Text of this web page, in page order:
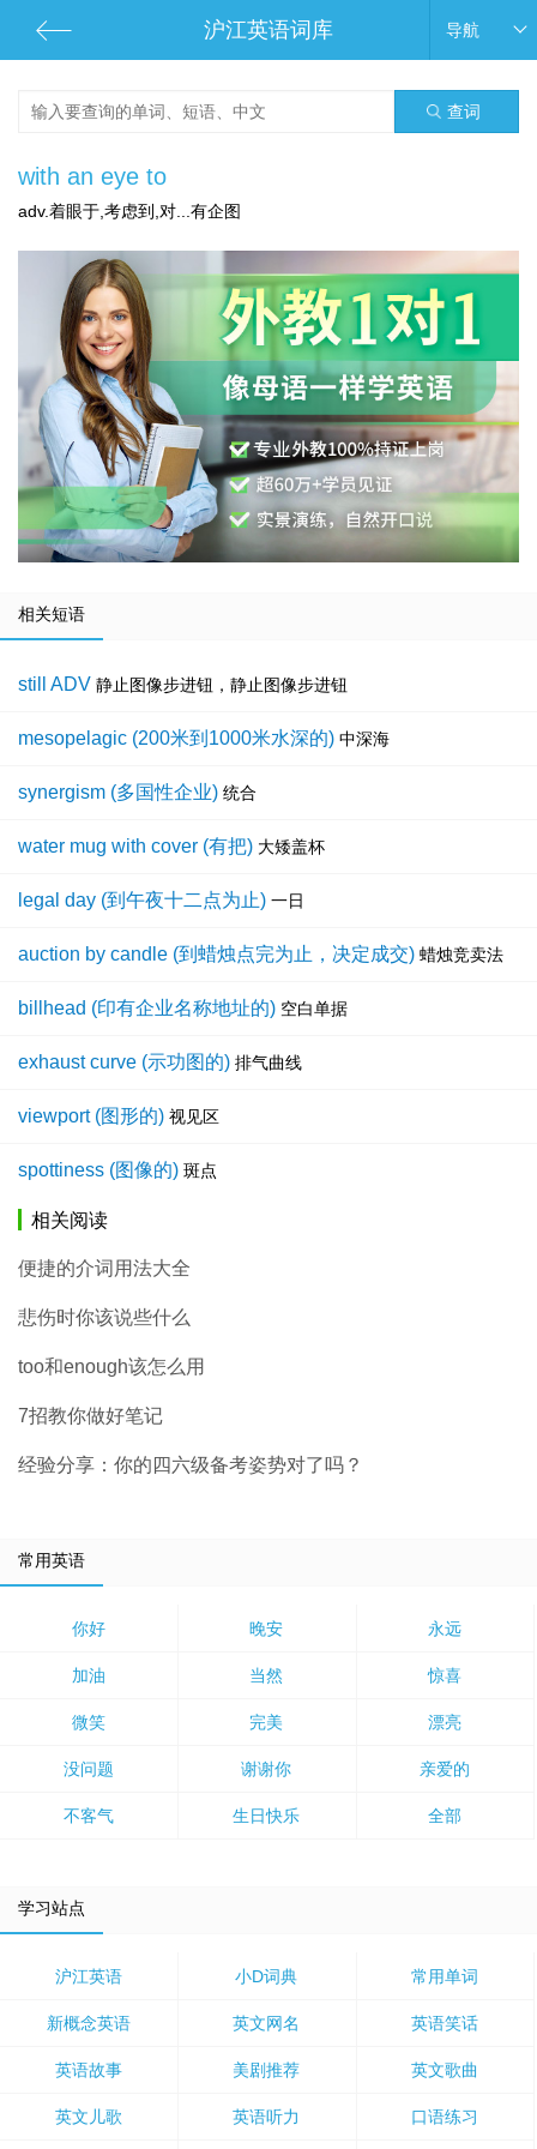
沪江英语词库 导航
查词
with an eye to
adv.着眼于,考虑到,对...有企图
相关短语
still ADV 静止图像步进钮，静止图像步进钮
mesopelagic (200米到1000米水深的) 中深海
synergism (多国性企业) 统合
water mug with cover (有把) 大矮盖杯
legal day (到午夜十二点为止) 一日
auction by candle (到蜡烛点完为止，决定成交) 蜡烛竞卖法
billhead (印有企业名称地址的) 空白单据
exhaust curve (示功图的) 排气曲线
viewport (图形的) 视见区
spottiness (图像的) 斑点
相关阅读
便捷的介词用法大全
悲伤时你该说些什么
too和enough该怎么用
7招教你做好笔记
经验分享：你的四六级备考姿势对了吗？
常用英语
你好 晚安 永远
加油 当然 惊喜
微笑 完美 漂亮
没问题 谢谢你 亲爱的
不客气 生日快乐 全部
学习站点
沪江英语 小D词典 常用单词
新概念英语 英文网名 英语笑话
英语故事 美剧推荐 英文歌曲
英文儿歌 英语听力 口语练习